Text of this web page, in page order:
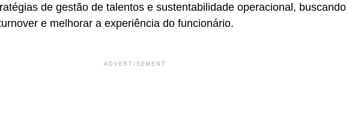
de gestão de talentos e sustentabilidade operacional, buscando
e melhorar a experiência do funcionário.
ADVERTISEMENT